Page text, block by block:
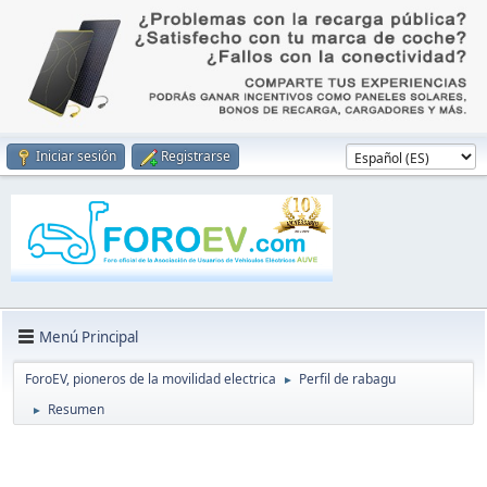
Iniciar sesión Registrarse
Menú Principal
ForoEV, pioneros de la movilidad electrica ► Perfil de rabagu
► Resumen